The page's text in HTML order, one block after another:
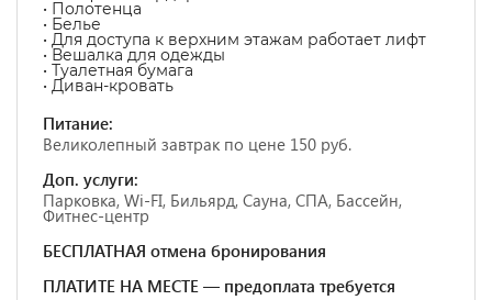
• Полотенца
• Белье
• Для доступа к верхним этажам работает лифт
• Вешалка для одежды
• Туалетная бумага
• Диван-кровать
Питание:
Великолепный завтрак по цене 150 руб.
Доп. услуги:
Парковка, Wi-FI, Бильярд, Сауна, СПА, Бассейн,
Фитнес-центр
БЕСПЛАТНАЯ отмена бронирования
ПЛАТИТЕ НА МЕСТЕ — предоплата требуется